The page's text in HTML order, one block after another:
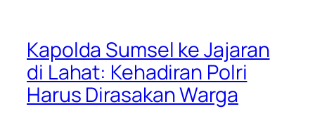
Kapolda Sumsel ke Jajaran
di Lahat: Kehadiran Polri
Harus Dirasakan Warga